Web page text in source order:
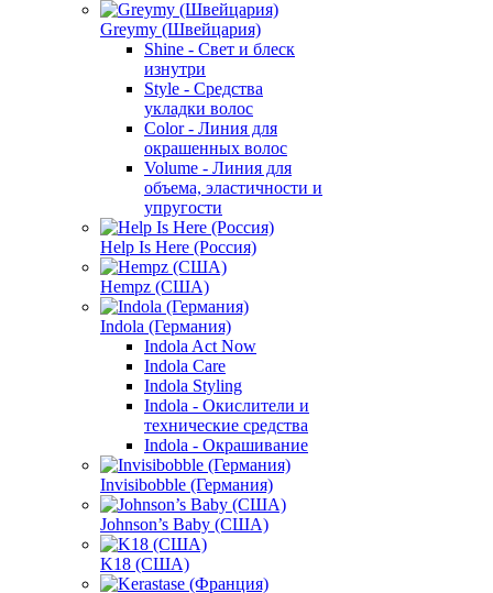
Greymy (Швейцария)
Shine - Свет и блеск
изнутри
Style - Средства
укладки волос
Color - Линия для
окрашенных волос
Volume - Линия для
объема, эластичности и
упругости
Help Is Here (Россия)
Hempz (США)
Indola (Германия)
Indola Act Now
Indola Care
Indola Styling
Indola - Окислители и
технические средства
Indola - Окрашивание
Invisibobble (Германия)
Johnson’s Baby (США)
K18 (США)